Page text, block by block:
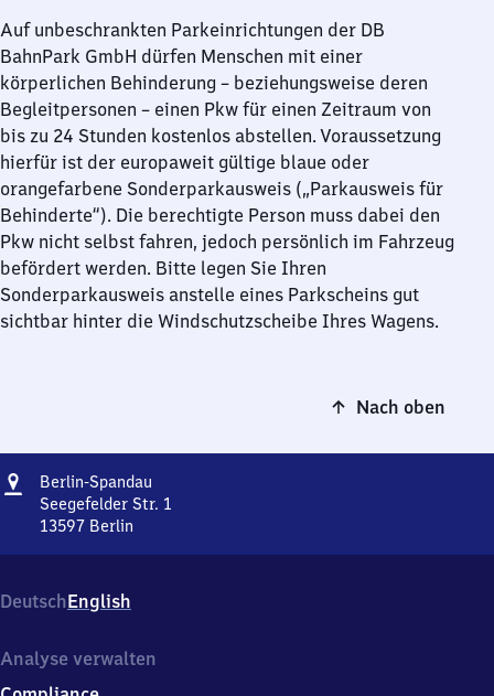
Auf unbeschrankten Parkeinrichtungen der DB
BahnPark GmbH dürfen Menschen mit einer
körperlichen Behinderung – beziehungsweise deren
Begleitpersonen – einen Pkw für einen Zeitraum von
bis zu 24 Stunden kostenlos abstellen. Voraussetzung
hierfür ist der europaweit gültige blaue oder
orangefarbene Sonderparkausweis („Parkausweis für
Behinderte“). Die berechtigte Person muss dabei den
Pkw nicht selbst fahren, jedoch persönlich im Fahrzeug
befördert werden. Bitte legen Sie Ihren
Sonderparkausweis anstelle eines Parkscheins gut
sichtbar hinter die Windschutzscheibe Ihres Wagens.
Nach oben
Adresse
Berlin-Spandau
Spandau
Seegefelder Str. 1
13597 Berlin
Seegefelder
Str.
1
DeutschEnglish
Analyse verwalten